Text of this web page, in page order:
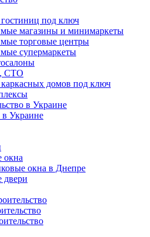
гостиниц под ключ
магазины и минимаркеты
торговые центры
супермаркеты
СТО
каркасных домов под ключ
в Украине
Украине
окна
окна в Днепре
двери